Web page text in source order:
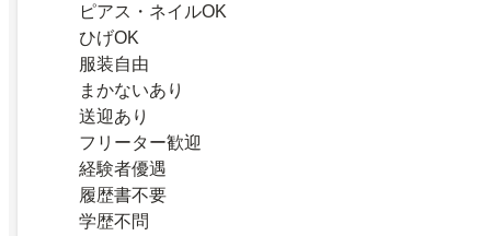
ピアス・ネイルOK
ひげOK
服装自由
まかないあり
送迎あり
フリーター歓迎
経験者優遇
履歴書不要
学歴不問